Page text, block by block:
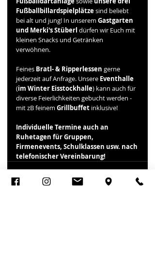
Fußballbillardspielplätze sind beliebt
bei alt und jung! In unserem Gastgarten
und Merki's Stüberl dürfen wir Euch mit
kleinen Snacks und Getränken
verwöhnen.
Feines Bratl- & Ripperlessen gerne
jederzeit auf Anfrage. Unsere Eventhalle
(im Winter Eisstockhalle) kann auch für
diverse Feierlichkeiten gebucht werden -
mit zB feinem Grillbuffet inklusive!
Individuelle Termine auch an
Ruhetagen für Gruppen,
Firmenevents, Schulklassen usw. nach
telefonischer Vereinbarung!